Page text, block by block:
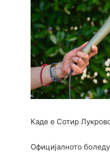
Каде е Сотир
Официјалното